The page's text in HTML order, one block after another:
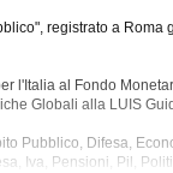
registrato a Roma
l'Italia al Fondo
Globali alla LUIS
Pubblico, Difesa,
Iva, Pensioni, Pil,